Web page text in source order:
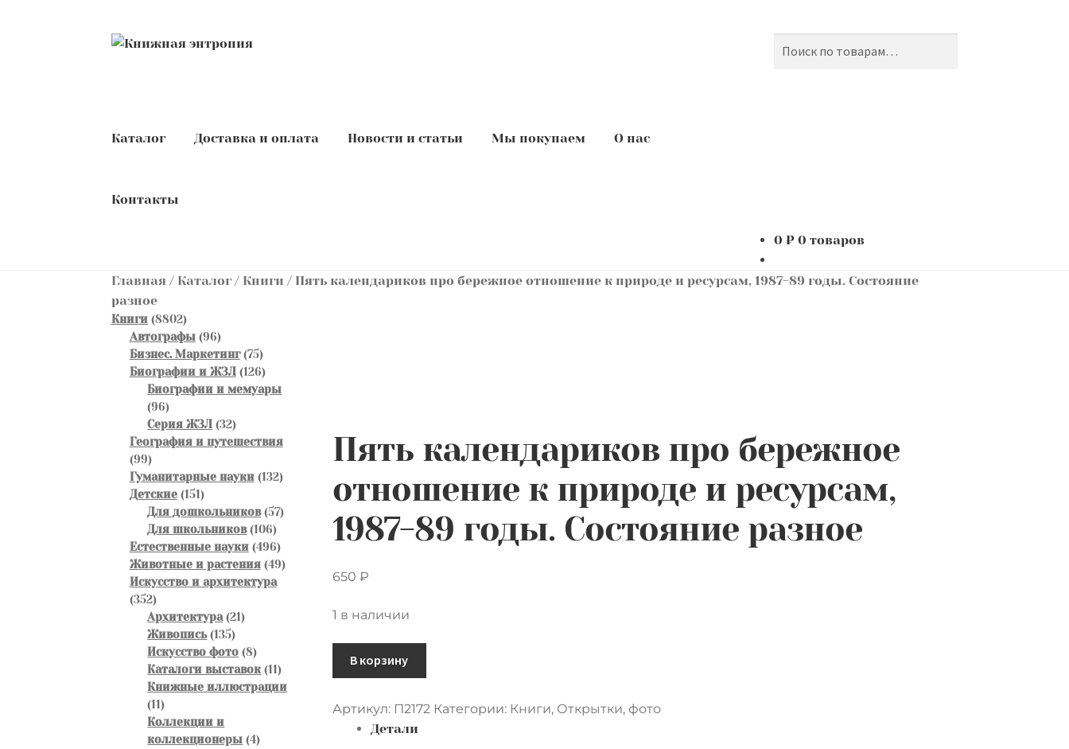
Перейти
Перейти
Каталог Доставка и оплата Новости и статьи Мы покупаем О нас
Контакты
0 ₽ 0 товаров
Главная / Каталог / Книги / Пять календариков про бережное отношение к природе и ресурсам, 1987-89 годы. Состояние
разное
Пять календариков про бережное
отношение к природе и ресурсам,
1987-89 годы. Состояние разное
650 ₽
1 в наличии
товара
календариков
В корзину
Артикул: П2172 Категории: Книги, Открытки, фото
Детали
Книги 88028802
товара
Автографы 9696
товаров
Бизнес. Маркетинг 7575
товаров
Биографии и ЖЗЛ 126126
товаров
Биографии и мемуары
9696
товаров
Серия ЖЗЛ 3232
товара
География и путешествия
9999
товаров
Гуманитарные науки 132132
Детские 151151
товар
Для дошкольников 5757
Для школьников 106106
товаров
Естественные науки 496496
товаров
Животные и растения 4949
Искусство и архитектура
352352
товара
Архитектура 2121
Живопись 135135
товаров
Искусство фото 88
товаров
Каталоги выставок 1111
товаров
Книжные иллюстрации
1111
товаров
Коллекции и
коллекционеры 44